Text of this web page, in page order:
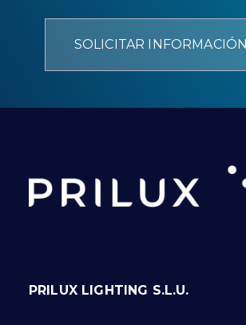
SOLICITAR INFORMACIÓN
PRILUX LIGHTING S.L.U.